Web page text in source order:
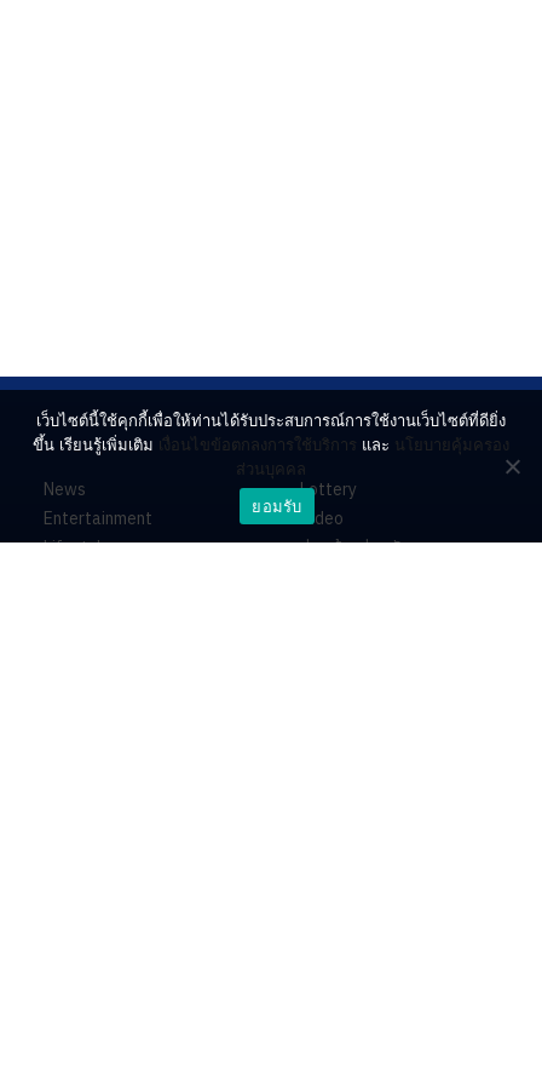
News
Entertainment
Lifestyle
Lottery
Video
ร่วมด้วยช่วยกัน
เว็บไซต์นี้ใช้คุกกี้เพื่อให้ท่านได้รับประสบการณ์การใช้งานเว็บไซต์ที่ดียิ่ง
ขึ้น เรียนรู้เพิ่มเติม เงื่อนไขข้อตกลงการใช้บริการ และ นโยบายคุ้มครอง
ส่วนบุคคล
ยอมรับ